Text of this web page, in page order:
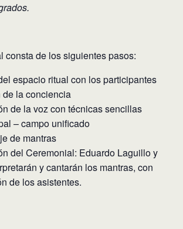
consta de los siguientes pasos:
espacio ritual con los participantes
la conciencia
de la voz con técnicas sencillas
– campo unificado
de mantras
del Ceremonial: Eduardo Laguillo y
y cantarán los mantras, con
de los asistentes.